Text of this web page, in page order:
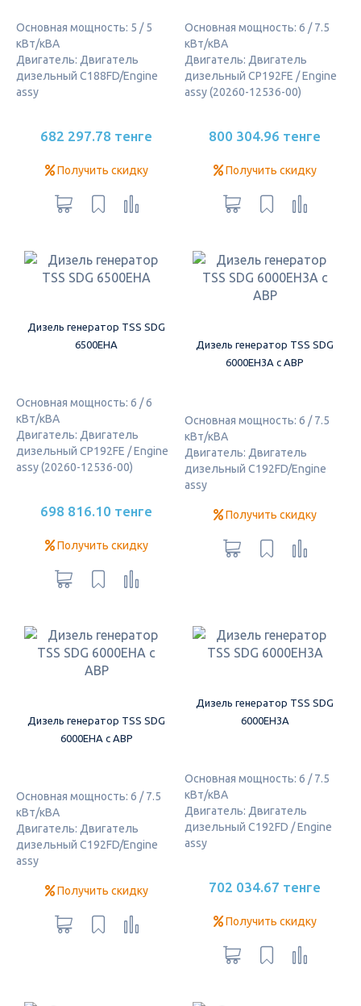
Основная мощность: 5 / 5
кВт/кВА
Двигатель: Двигатель
дизельный C188FD/Engine
assy
682 297.78 тенге
Получить скидку
Основная мощность: 6 / 7.5
кВт/кВА
Двигатель: Двигатель
дизельный CP192FE / Engine
assy (20260-12536-00)
800 304.96 тенге
Получить скидку
Дизель генератор TSS SDG
6500EHA
Основная мощность: 6 / 6
кВт/кВА
Двигатель: Двигатель
дизельный CP192FE / Engine
assy (20260-12536-00)
698 816.10 тенге
Получить скидку
Дизель генератор TSS SDG
6000EH3A с АВР
Основная мощность: 6 / 7.5
кВт/кВА
Двигатель: Двигатель
дизельный C192FD/Engine
assy
Получить скидку
Дизель генератор TSS SDG
6000EHA с АВР
Основная мощность: 6 / 7.5
кВт/кВА
Двигатель: Двигатель
дизельный C192FD/Engine
assy
Получить скидку
Дизель генератор TSS SDG
6000EH3A
Основная мощность: 6 / 7.5
кВт/кВА
Двигатель: Двигатель
дизельный C192FD / Engine
assy
702 034.67 тенге
Получить скидку